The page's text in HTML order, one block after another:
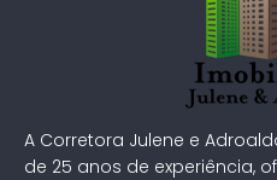
A Corretora Julene e
de 25 anos de experiência,